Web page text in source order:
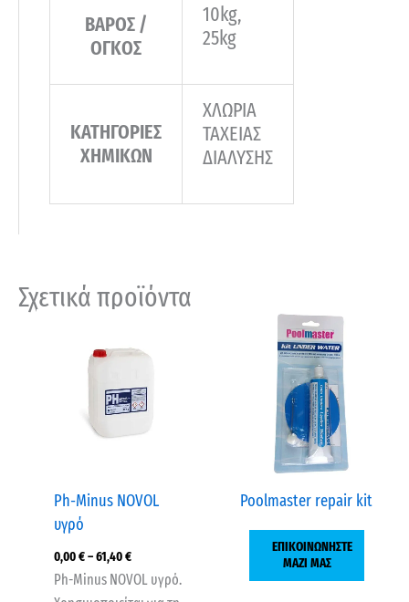
ΒΑΡΟΣ /
ΟΓΚΟΣ
10kg,
25kg
ΚΑΤΗΓΟΡΙΕΣ
ΧΗΜΙΚΩΝ
ΧΛΩΡΙΑ
ΤΑΧΕΙΑΣ
ΔΙΑΛΥΣΗΣ
Σχετικά προϊόντα
Ph-Minus NOVOL
υγρό
0,00€–61,40€
0,00 €
Ph-Minus NOVOL υγρό.
Poolmaster repair kit
ΕΠΙΚΟΙΝΩΝΗΣΤΕ
ΜΑΖΙ ΜΑΣ